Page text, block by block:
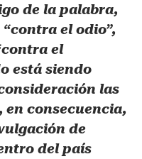
de la palabra,
el odio”,
el
está siendo
las
en consecuencia,
de
del país